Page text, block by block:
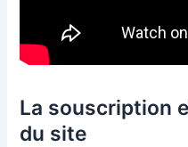
La souscription
du site